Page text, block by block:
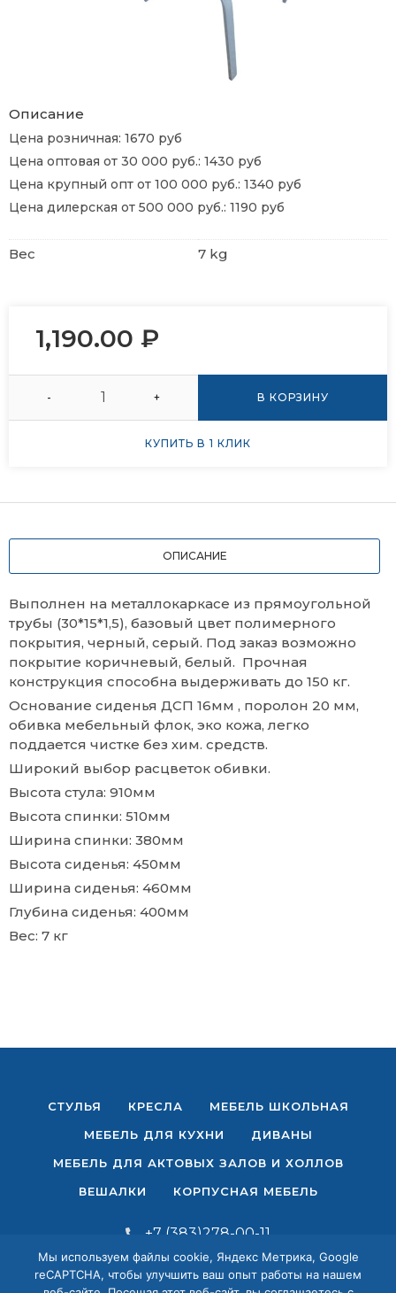
Описание
Цена розничная: 1670 руб
Цена оптовая от 30 000 руб.: 1430 руб
Цена крупный опт от 100 000 руб.: 1340 руб
Цена дилерская от 500 000 руб.: 1190 руб
Вес 7 kg
1,190.00 ₽
- + В КОРЗИНУ
КУПИТЬ В 1 КЛИК
ОПИСАНИЕ
Выполнен на металлокаркасе из прямоугольной
трубы (30*15*1,5), базовый цвет полимерного
покрытия, черный, серый. Под заказ возможно
покрытие коричневый, белый. Прочная
конструкция способна выдерживать до 150 кг.
Основание сиденья ДСП 16мм , поролон 20 мм,
обивка мебельный флок, эко кожа, легко
поддается чистке без хим. средств.
Широкий выбор расцветок обивки.
Высота стула: 910мм
Высота спинки: 510мм
Ширина спинки: 380мм
Высота сиденья: 450мм
Ширина сиденья: 460мм
Глубина сиденья: 400мм
Вес: 7 кг
СТУЛЬЯ КРЕСЛА
МЕБЕЛЬ ШКОЛЬНАЯ
МЕБЕЛЬ ДЛЯ КУХНИ
ДИВАНЫ
МЕБЕЛЬ ДЛЯ АКТОВЫХ ЗАЛОВ И ХОЛЛОВ
ВЕШАЛКИ
КОРПУСНАЯ МЕБЕЛЬ
+7 (383)278-00-11
+7 (383)279-44-99
+7 (383)288-22-27
Мы используем файлы cookie, Яндекс Метрика, Google
reCAPTCHA, чтобы улучшить ваш опыт работы на нашем